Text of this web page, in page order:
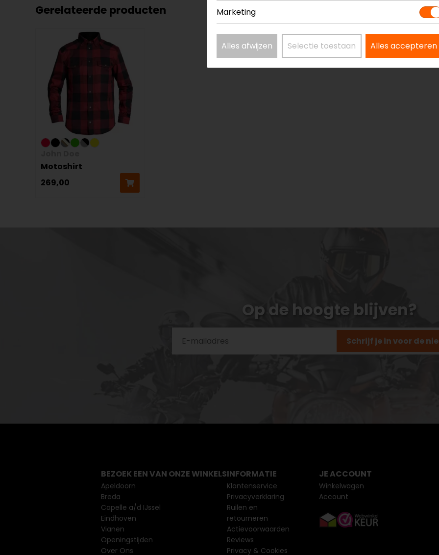
Gerelateerde producten
Motoshirt
269,00
Op de hoogte blijven?
Schrijf je in voor de
Marketing
Alles afwijzen Selectie toestaan Alles accepteren
BEZOEK EEN VAN ONZE WINKELS
Apeldoorn
Breda
Capelle a/d IJssel
Eindhoven
Vianen
Openingstijden
Over Ons
INFORMATIE
Klantenservice
Privacyverklaring
Ruilen en
retourneren
Actievoorwaarden
Reviews
Privacy & Cookies
JE ACCOUNT
Winkelwagen
Account